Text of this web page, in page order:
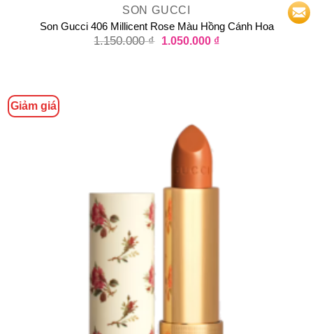
SON GUCCI
Son Gucci 406 Millicent Rose Màu Hồng Cánh Hoa
1.150.000₫ 1.050.000 ₫
Giảm giá